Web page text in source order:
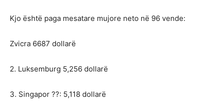
Kjo është paga mesatare mujore neto në 96 vende:
Zvicra 6687 dollarë
2. Luksemburg 5,256 dollarë
3. Singapor ??: 5,118 dollarë